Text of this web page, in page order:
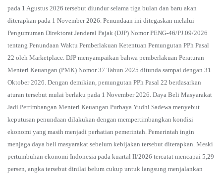
pada 1 Agustus 2026 tersebut diundur selama tiga bulan dan baru akan
diterapkan pada 1 November 2026. Penundaan ini ditegaskan melalui
Pengumuman Direktorat Jenderal Pajak (DJP) Nomor PENG-46/PJ.09/2026
tentang Penundaan Waktu Pemberlakuan Ketentuan Pemungutan PPh Pasal
22 oleh Marketplace. DJP menyampaikan bahwa pemberlakuan Peraturan
Menteri Keuangan (PMK) Nomor 37 Tahun 2025 ditunda sampai dengan 31
Oktober 2026. Dengan demikian, pemungutan PPh Pasal 22 berdasarkan
aturan tersebut mulai berlaku pada 1 November 2026. Daya Beli Masyarakat
Jadi Pertimbangan Menteri Keuangan Purbaya Yudhi Sadewa menyebut
keputusan penundaan dilakukan dengan mempertimbangkan kondisi
ekonomi yang masih menjadi perhatian pemerintah. Pemerintah ingin
menjaga daya beli masyarakat sebelum kebijakan tersebut diterapkan. Meski
pertumbuhan ekonomi Indonesia pada kuartal II/2026 tercatat mencapai 5,29
persen, angka tersebut dinilai belum cukup untuk langsung menjalankan